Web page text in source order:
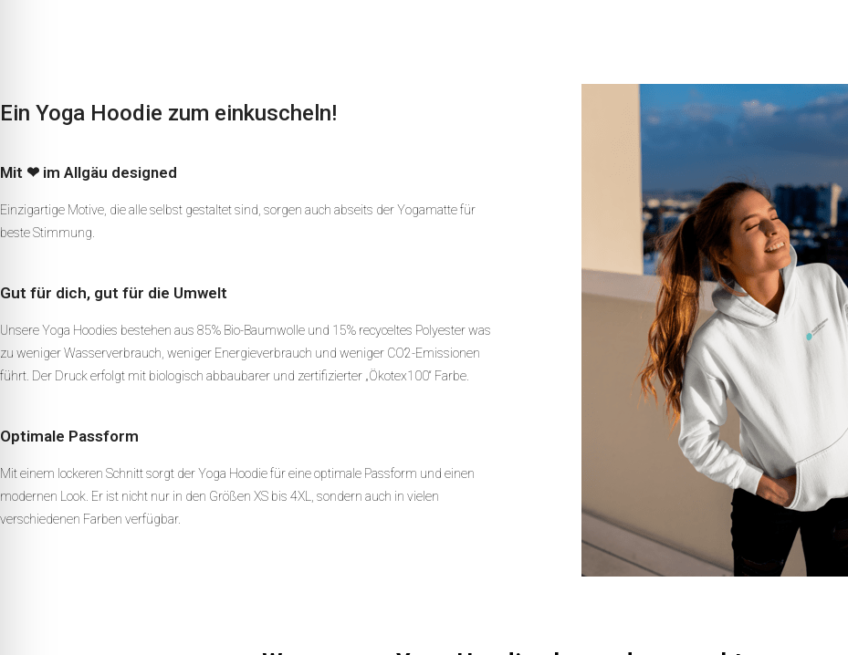
Ein Yoga Hoodie zum einkuscheln!
Mit ❤ im Allgäu designed
Einzigartige Motive, die alle selbst gestaltet sind, sorgen auch abseits der Yogamatte für
beste Stimmung.
Gut für dich, gut für die Umwelt
Unsere Yoga Hoodies bestehen aus 85% Bio-Baumwolle und 15% recyceltes Polyester was
zu weniger Wasserverbrauch, weniger Energieverbrauch und weniger CO2-Emissionen
führt. Der Druck erfolgt mit biologisch abbaubarer und zertifizierter „Ökotex100“ Farbe.
Optimale Passform
Mit einem lockeren Schnitt sorgt der Yoga Hoodie für eine optimale Passform und einen
modernen Look. Er ist nicht nur in den Größen XS bis 4XL, sondern auch in vielen
verschiedenen Farben verfügbar.